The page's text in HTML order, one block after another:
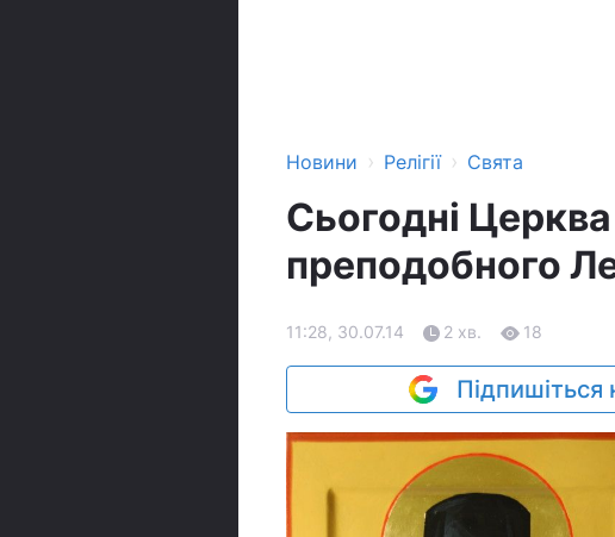
Новини › Релігії › Свята
Сьогодні
преподобного
11:28, 30.07.14 2 хв. 18
Підпишіться